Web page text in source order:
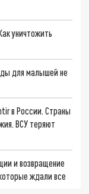
уничтожить
для малышей не
в России. Страны
ВСУ теряют
и возвращение
ждали все